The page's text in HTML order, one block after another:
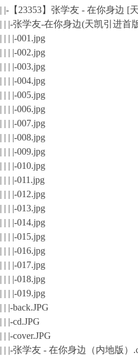
| |-【23353】张学友 - 在你身边 [
| | |-张学友-在你身边(天凯引进首
| | | |-001.jpg
| | | |-002.jpg
| | | |-003.jpg
| | | |-004.jpg
| | | |-005.jpg
| | | |-006.jpg
| | | |-007.jpg
| | | |-008.jpg
| | | |-009.jpg
| | | |-010.jpg
| | | |-011.jpg
| | | |-012.jpg
| | | |-013.jpg
| | | |-014.jpg
| | | |-015.jpg
| | | |-016.jpg
| | | |-017.jpg
| | | |-018.jpg
| | | |-019.jpg
| | |-back.JPG
| | |-cd.JPG
| | |-cover.JPG
| | |-张学友 - 在你身边（内地版）